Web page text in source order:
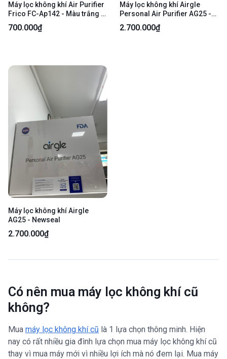
Máy lọc không khí Air Purifier
Frico FC-Ap142 - Màu trắng -
Ngoại hình: 97% - Body
700.000₫
Máy lọc không khí Airgle
Personal Air Purifier AG25 -
Màu đen - Newseal
2.700.000₫
Máy lọc không khí Airgle
AG25 - Newseal
2.700.000₫
Có nên mua máy lọc không khí cũ
không?
Mua máy lọc không khí cũ là 1 lựa chọn thông minh. Hiện
nay có rất nhiều gia đình lựa chọn mua máy lọc không khí cũ
thay vì mua máy mới vì nhiều lợi ích mà nó đem lại. Mua máy